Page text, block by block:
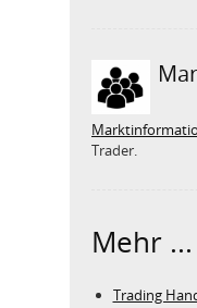
Trader.
Mehr ...
Trading